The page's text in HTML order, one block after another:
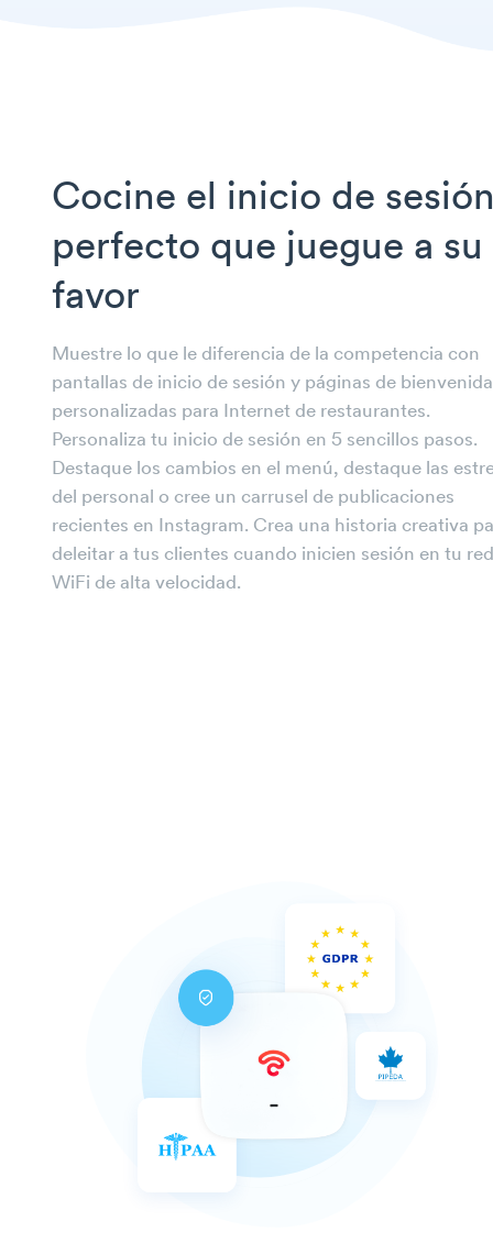
Cocine el inicio de
perfecto que juegue a su
favor
Muestre lo que le diferencia de la competencia con
pantallas de inicio de sesión y páginas de bienvenida
personalizadas para Internet de restaurantes.
Personaliza tu inicio de sesión en 5 sencillos pasos.
Destaque los cambios en el menú, destaque las
del personal o cree un carrusel de publicaciones
recientes en Instagram. Crea una historia creativa
deleitar a tus clientes cuando inicien sesión en tu red
WiFi de alta velocidad.